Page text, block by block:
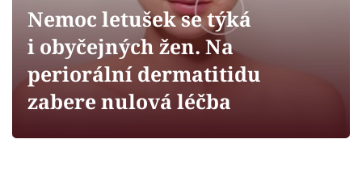
Sledujte prima+
Filmový festival Karlovy Vary
Nemoc letušek se týká
i obyčejných žen. Na
periorální dermatitidu
zabere nulová léčba